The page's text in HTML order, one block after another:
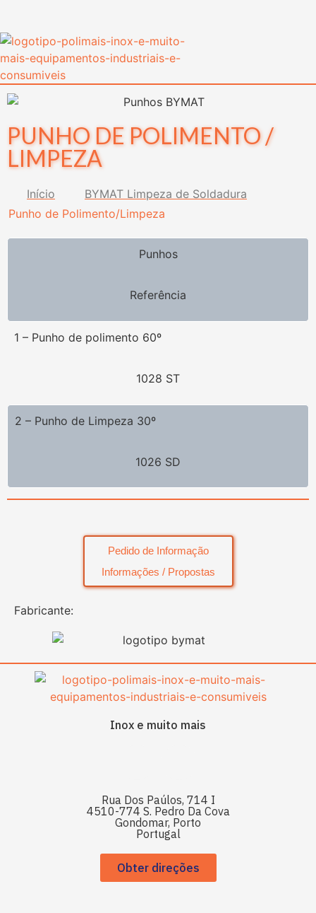
PUNHO DE POLIMENTO /
LIMPEZA
Início
BYMAT Limpeza de Soldadura
Punho de Polimento/Limpeza
Punhos
Referência
1 – Punho de polimento 60º
1028 ST
2 – Punho de Limpeza 30º
1026 SD
Pedido de Informação
Informações / Propostas
Fabricante:
Inox e muito mais
Rua Dos Paúlos, 714 I
4510-774 S. Pedro Da Cova
Gondomar, Porto
Portugal
Obter direções